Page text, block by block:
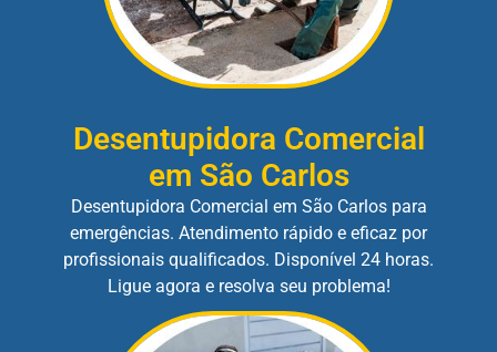
Desentupidora Comercial
em São Carlos
Desentupidora Comercial em São Carlos para
emergências. Atendimento rápido e eficaz por
profissionais qualificados. Disponível 24 horas.
Ligue agora e resolva seu problema!